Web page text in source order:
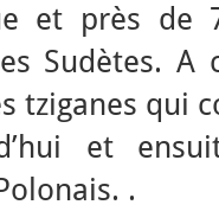
et près
Sudètes.
tziganes qui
et
.